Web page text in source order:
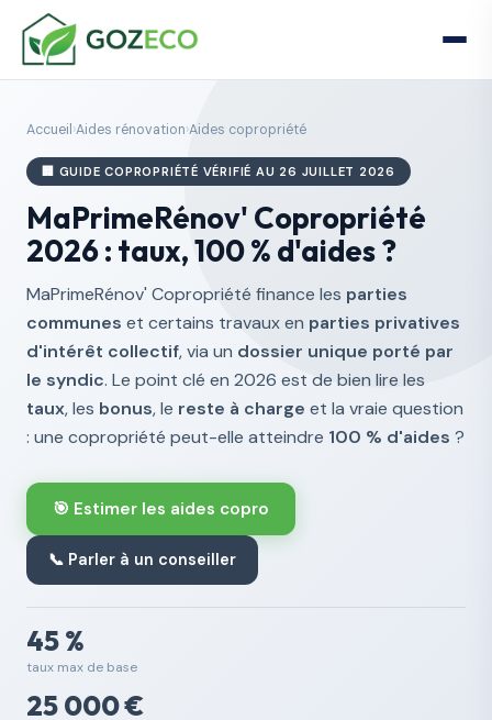
Accueil ›Aides rénovation›Aides copropriété
🏢 GUIDE COPROPRIÉTÉ VÉRIFIÉ AU 26 JUILLET 2026
MaPrimeRénov' Copropriété
2026 : taux, 100 % d'aides ?
MaPrimeRénov' Copropriété finance les parties
communes et certains travaux en parties privatives
d'intérêt collectif, via un dossier unique porté par
le syndic. Le point clé en 2026 est de bien lire les
taux, les bonus, le reste à charge et la vraie question
: une copropriété peut-elle atteindre 100 % d'aides ?
🎯 Estimer les aides copro
📞 Parler à un conseiller
45 %
taux max de base
25 000 €